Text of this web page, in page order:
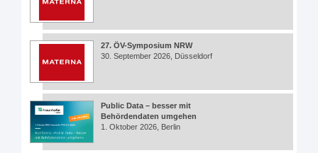
27. ÖV-Symposium NRW
30. September 2026, Düsseldorf
Public Data – besser mit
Behördendaten umgehen
1. Oktober 2026, Berlin